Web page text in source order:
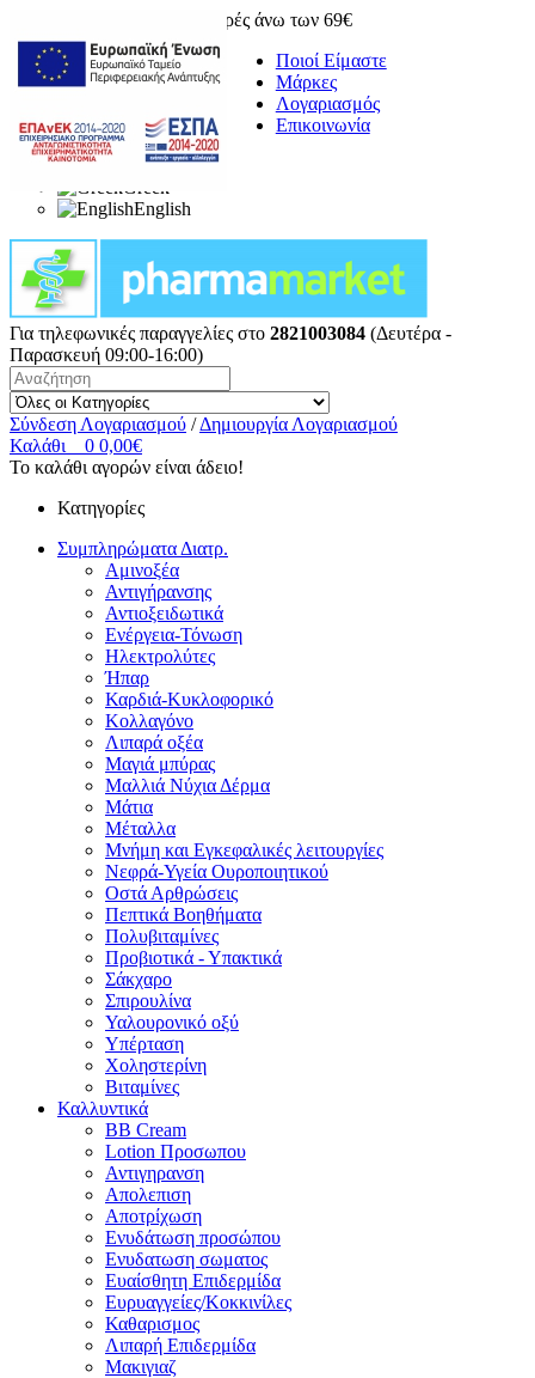
Δωρεάν μεταφορικά για αγορές άνω των 69€
Ποιοί Είμαστε
Μάρκες
Λογαριασμός
Επικοινωνία
Greek
English
Για τηλεφωνικές παραγγελίες στο 2821003084 (Δευτέρα -
Παρασκευή 09:00-16:00)
Σύνδεση Λογαριασμού / Δημιουργία Λογαριασμού
Καλάθι
0 0,00€
Το καλάθι αγορών είναι άδειο!
Κατηγορίες
Συμπληρώματα Διατρ.
Αμινοξέα
Αντιγήρανσης
Αντιοξειδωτικά
Ενέργεια-Τόνωση
Ηλεκτρολύτες
Ήπαρ
Καρδιά-Κυκλοφορικό
Κολλαγόνο
Λιπαρά οξέα
Μαγιά μπύρας
Μαλλιά Νύχια Δέρμα
Μάτια
Μέταλλα
Μνήμη και Εγκεφαλικές λειτουργίες
Νεφρά-Υγεία Ουροποιητικού
Οστά Αρθρώσεις
Πεπτικά Βοηθήματα
Πολυβιταμίνες
Προβιοτικά - Υπακτικά
Σάκχαρο
Σπιρουλίνα
Υαλουρονικό οξύ
Υπέρταση
Χοληστερίνη
Βιταμίνες
Καλλυντικά
BB Cream
Lotion Προσωπου
Αντιγηρανση
Απολεπιση
Αποτρίχωση
Ενυδάτωση προσώπου
Ενυδατωση σωματος
Ευαίσθητη Επιδερμίδα
Ευρυαγγείες/Κοκκινίλες
Καθαρισμος
Λιπαρή Επιδερμίδα
Μακιγιαζ